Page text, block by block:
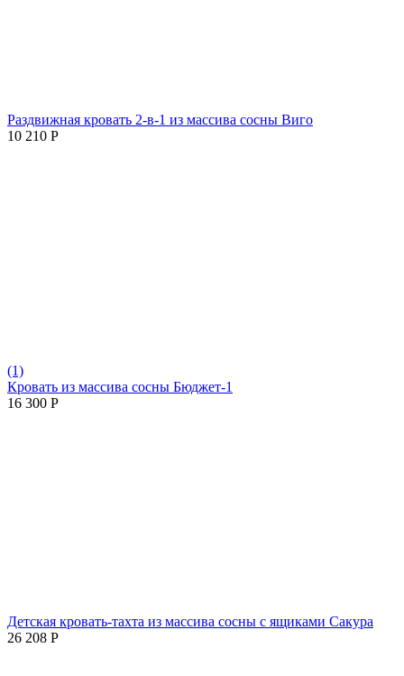
Раздвижная кровать 2-в-1 из массива сосны Виго
10 210 Р
(1)
Кровать из массива сосны Бюджет-1
16 300 Р
Детская кровать-тахта из массива сосны с ящиками Сакура
26 208 Р